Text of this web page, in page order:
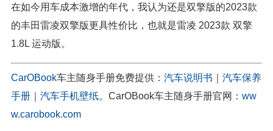
在如今用车成本激增的年代，我认为还是双擎版的2023款
的丰田雷凌双擎版更具性价比，也就是雷凌 2023款 双擎
1.8L 运动版。
CarOBook车主随身手册免费提供： 汽车说明书
汽车保养
手册
汽车手机壁纸。CarOBook车主随身手册官网： ww
w.carobook.com